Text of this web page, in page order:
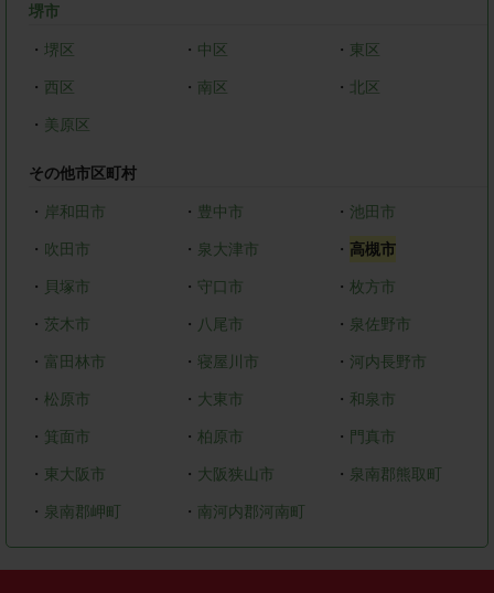
堺市
・ 堺区 ・ 中区 ・ 東区
・ 西区 ・ 南区 ・ 北区
・ 美原区
その他市区町村
・ 岸和田市 ・ 豊中市 ・ 池田市
・ 吹田市 ・ 泉大津市 ・ 高槻市
・ 貝塚市 ・ 守口市 ・枚方市
・ 茨木市 ・ 八尾市 ・ 泉佐野市
・ 富田林市 ・ 寝屋川市 ・ 河内長野市
・ 松原市 ・ 大東市 ・ 和泉市
・ 箕面市 ・ 柏原市 ・ 門真市
・ 東大阪市 ・ 大阪狭山市 ・ 泉南郡熊取町
・ 泉南郡岬町 ・ 南河内郡河南町